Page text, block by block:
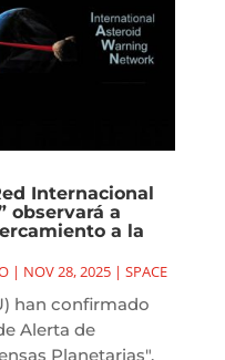
Internacional
observará a
a la
| NOV 28, 2025| SPACE
han confirmado
Alerta de
Planetarias",